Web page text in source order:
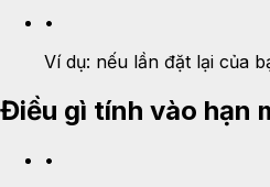
•
Ví dụ: nếu lần đặt lại của
Điều gì tính vào hạn
•